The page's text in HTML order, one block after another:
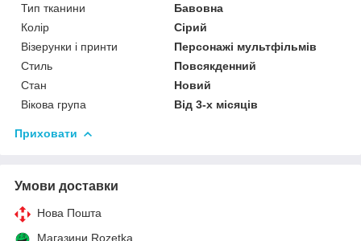
Тип тканини
Бавовна
Колір
Сірий
Візерунки і принти
Персонажі мультфільмів
Стиль
Повсякденний
Стан
Новий
Вікова група
Від 3-х місяців
Приховати
Умови доставки
Нова Пошта
Магазини Rozetka